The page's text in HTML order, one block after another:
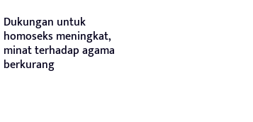
Dukungan untuk
homoseks meningkat,
minat terhadap agama
berkurang